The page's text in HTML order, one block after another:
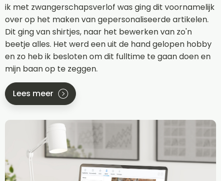
ik met zwangerschapsverlof was ging dit voornamelijk
over op het maken van gepersonaliseerde artikelen.
Dit ging van shirtjes, naar het bewerken van zo'n
beetje alles. Het werd een uit de hand gelopen hobby
en zo heb ik besloten om dit fulltime te gaan doen en
mijn baan op te zeggen.
Lees meer